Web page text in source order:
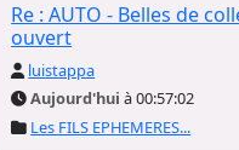
Re : AUTO - Belles de
ouvert
luistappa
Aujourd'hui à 00:57:02
Les FILS EPHEMERES...